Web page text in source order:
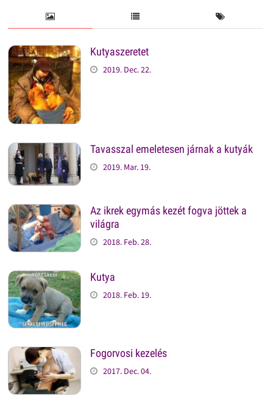
Kutyaszeretet
2019. Dec. 22.
Tavasszal emeletesen járnak a kutyák
2019. Mar. 19.
Az ikrek egymás kezét fogva jöttek a
világra
2018. Feb. 28.
Kutya
2018. Feb. 19.
Fogorvosi kezelés
2017. Dec. 04.